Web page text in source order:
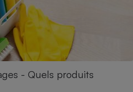
- Quels produits